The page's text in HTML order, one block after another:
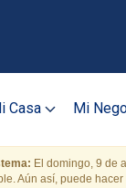
Casa Mi
El domingo, 9 de
Aún así, puede